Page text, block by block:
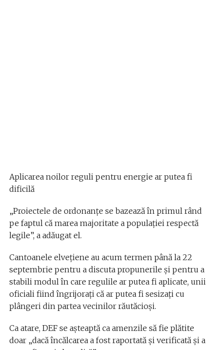
Aplicarea noilor reguli pentru energie ar putea fi
dificilă
„Proiectele de ordonanțe se bazează în primul rând
pe faptul că marea majoritate a populației respectă
legile”, a adăugat el.
Cantoanele elvețiene au acum termen până la 22
septembrie pentru a discuta propunerile și pentru a
stabili modul în care regulile ar putea fi aplicate, unii
oficiali fiind îngrijorați că ar putea fi sesizați cu
plângeri din partea vecinilor răutăcioși.
Ca atare, DEF se așteaptă ca amenzile să fie plătite
doar „dacă încălcarea a fost raportată și verificată și a